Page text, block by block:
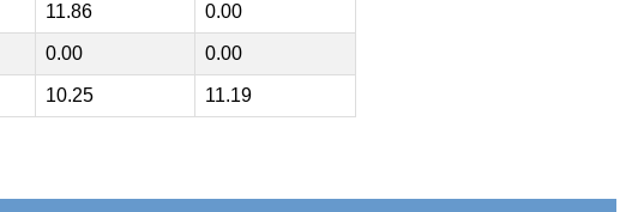
11.86 0.00
0.00 0.00
10.25 11.19